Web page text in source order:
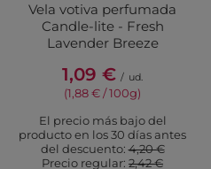
Vela votiva perfumada
Candle-lite - Fresh
Lavender Breeze
1,09 € / ud.
(1,88 € / 100g)
El precio más bajo del
producto en los 30 días antes
del descuento:4,20 €
Precio regular: 2,42 €